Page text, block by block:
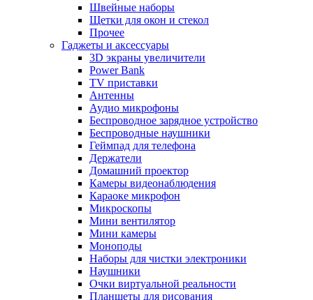
Швейные наборы
Щетки для окон и стекол
Прочее
Гаджеты и аксессуары
3D экраны увеличители
Power Bank
TV приставки
Антенны
Аудио микрофоны
Беспроводное зарядное устройство
Беспроводные наушники
Геймпад для телефона
Держатели
Домашний проектор
Камеры видеонаблюдения
Караоке микрофон
Микроскопы
Мини вентилятор
Мини камеры
Моноподы
Наборы для чистки электроники
Наушники
Очки виртуальной реальности
Планшеты для рисования